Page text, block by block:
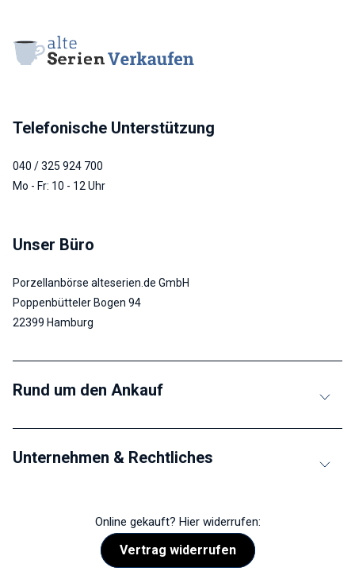
Telefonische Unterstützung
040 / 325 924 700
Mo - Fr: 10 - 12 Uhr
Unser Büro
Porzellanbörse alteserien.de GmbH
Poppenbütteler Bogen 94
22399 Hamburg
Rund um den Ankauf
Unternehmen & Rechtliches
Online gekauft? Hier widerrufen:
Vertrag widerrufen